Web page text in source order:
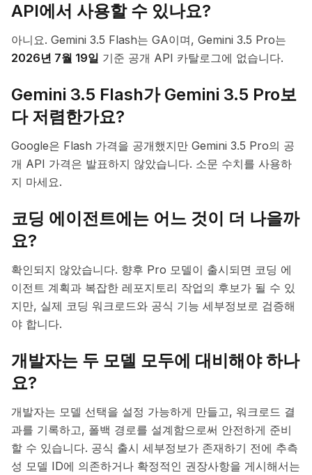
API에서 사용할 수 있나요?
아니요. Gemini 3.5 Flash는 GA이며, Gemini 3.5 Pro는
2026년 7월 19일 기준 공개 API 카탈로그에 없습니다.
Gemini 3.5 Flash가 Gemini 3.5 Pro보
다 저렴한가요?
Google은 Flash 가격을 공개했지만 Gemini 3.5 Pro의 공
개 API 가격은 발표하지 않았습니다. 소문 수치를 사용하
지 마세요.
코딩 에이전트에는 어느 것이 더 나을까
요?
확인되지 않았습니다. 향후 Pro 모델이 출시되면 코딩 에
이전트 계획과 복잡한 레포지토리 작업의 후보가 될 수 있
지만, 실제 코딩 워크로드와 공식 기능 세부정보로 검증해
야 합니다.
개발자는 두 모델 모두에 대비해야 하나
요?
개발자는 모델 선택을 설정 가능하게 만들고, 워크로드 결
과를 기록하고, 폴백 경로를 설계함으로써 안전하게 준비
할 수 있습니다. 공식 출시 세부정보가 존재하기 전에 추측
성 모델 ID에 의존하거나 확정적인 권장사항을 게시해서는